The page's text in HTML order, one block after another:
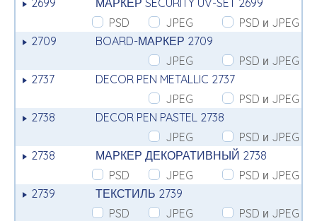
PSD
JPEG
PSD и JPEG
2709
BOARD-МАРКЕР 2709
JPEG
PSD и JPEG
2737
DECOR PEN METALLIC 2737
JPEG
PSD и JPEG
2738
DECOR PEN PASTEL 2738
JPEG
PSD и JPEG
2738
МАРКЕР ДЕКОРАТИВНЫЙ 2738
PSD
JPEG
PSD и JPEG
2739
ТЕКСТИЛЬ 2739
PSD
JPEG
PSD и JPEG